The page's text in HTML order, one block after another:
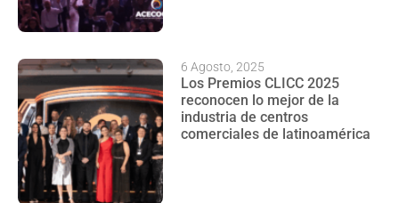
Los Premios CLICC 2025
reconocen lo mejor de la
industria de centros
comerciales de latinoamérica
6 Agosto, 2025